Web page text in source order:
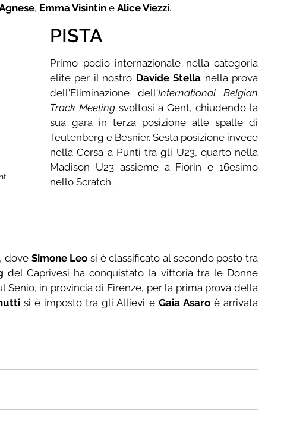
, Emma Visintin e Alice Viezzi.
PISTA
Primo podio internazionale nella categoria
elite per il nostro Davide Stella nella prova
dell'Eliminazione dell'International Belgian
Track Meeting svoltosi a Gent, chiudendo la
sua gara in terza posizione alle spalle di
Teutenberg e Besnier. Sesta posizione invece
nella Corsa a Punti tra gli U23, quarto nella
Madison U23 assieme a Fiorin e 16esimo
nello Scratch.
dove Simone Leo si è classificato al secondo posto tra
del Caprivesi ha conquistato la vittoria tra le Donne
si è imposto tra gli Allievi e Gaia Asaro è arrivata